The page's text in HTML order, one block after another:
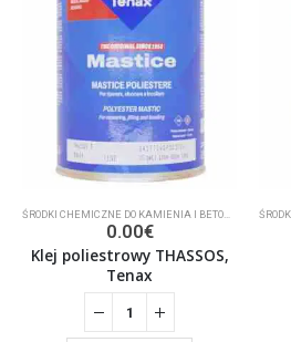
KLEJ
0.00€
Klej poliestrowy THASSOS,
Tenax